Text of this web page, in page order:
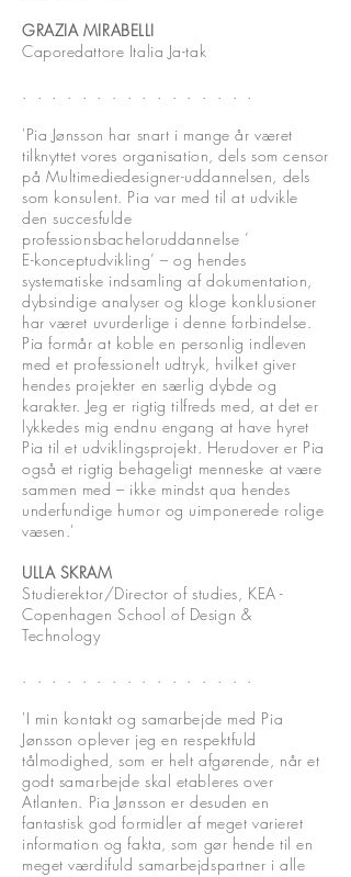
GRAZIA MIRABELLI
Caporedattore Italia Ja-tak
. . . . . . . . . . . . . . . .
'Pia Jønsson har snart i mange år været
tilknyttet vores organisation, dels som censor
på Multimediedesigner-uddannelsen, dels
som konsulent. Pia var med til at udvikle
den succesfulde
professionsbacheloruddannelse ’
E-konceptudvikling’ – og hendes
systematiske indsamling af dokumentation,
dybsindige analyser og kloge konklusioner
har været uvurderlige i denne forbindelse.
Pia formår at koble en personlig indleven
med et professionelt udtryk, hvilket giver
hendes projekter en særlig dybde og
karakter. Jeg er rigtig tilfreds med, at det er
lykkedes mig endnu engang at have hyret
Pia til et udviklingsprojekt. Herudover er Pia
også et rigtig behageligt menneske at være
sammen med – ikke mindst qua hendes
underfundige humor og uimponerede rolige
væsen.'
ULLA SKRAM
Studierektor/Director of studies, KEA -
Copenhagen School of Design &
Technology
. . . . . . . . . . . . . . . .
'I min kontakt og samarbejde med Pia
Jønsson oplever jeg en respektfuld
tålmodighed, som er helt afgørende, når et
godt samarbejde skal etableres over
Atlanten. Pia Jønsson er desuden en
fantastisk god formidler af meget varieret
information og fakta, som gør hende til en
meget værdifuld samarbejdspartner i alle